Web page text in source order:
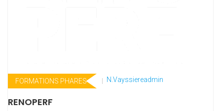
FORMATIONS PHARES N.vayssiereadmin
RENOPERF